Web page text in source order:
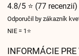
4.8/5 ⭐ (77 recenzií)
Odporučil by zákazník
NIE = 1⭐
INFORMÁCIE PRE